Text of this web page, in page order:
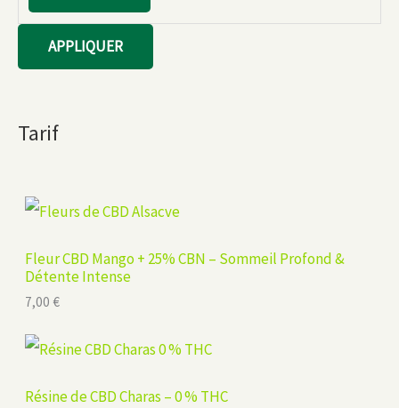
t
APPLIQUER
Tarif
Fleur CBD Mango + 25% CBN – Sommeil Profond &
Détente Intense
7,00 €
Résine de CBD Charas – 0 % THC